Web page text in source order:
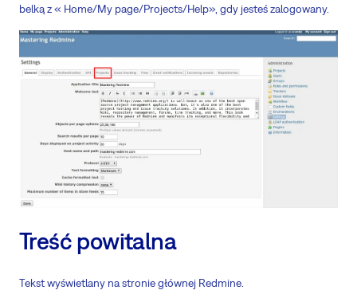
belką z « Home/My page/Projects/Help», gdy jesteś zalogowany.
Treść powitalna
Tekst wyświetlany na stronie głównej Redmine.